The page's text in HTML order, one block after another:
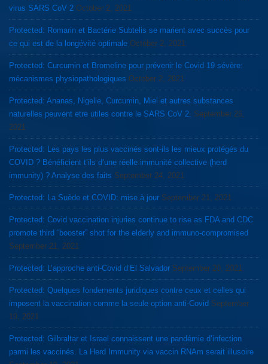
virus SARS CoV 2 October 2, 2021
Protected: Romarin et Bactérie Subtelis se marient avec succès pour
ce qui est de la longévité optimale October 2, 2021
Protected: Curcumin et Bromeline pour prévenir le Covid 19 sévère:
mécanismes physiopathologiques October 2, 2021
Protected: Ananas, Nigelle, Curcumin, Miel et autres substances
naturelles peuvent etre utiles contre le SARS CoV 2. September 26,
2021
Protected: Les pays les plus vaccinés sont-ils les mieux protégés du
COVID ? Bénéficient t’ils d’une réelle immunité collective (herd
immunity) ? Analyse des faits September 24, 2021
Protected: La Suède et COVID: mise à jour September 21, 2021
Protected: Covid vaccination injuries continue to rise as FDA and CDC
promote third “booster” shot for the elderly and immuno-compromised
September 21, 2021
Protected: L’approche anti-Covid d’El Salvador September 20, 2021
Protected: Quelques fondements juridiques contre ceux et celles qui
imposent la vaccination comme la seule option anti-Covid September
19, 2021
Protected: Gilbraltar et Israel connaissent une pandémie d’infection
parmi les vaccinés. La Herd Immunity via vaccin RNAm serait illusoire